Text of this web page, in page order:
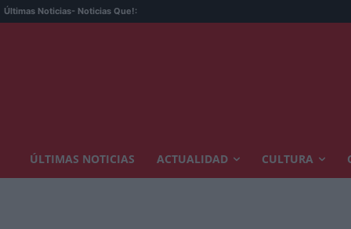
Últimas Noticias- Noticias Que!:
ÚLTIMAS NOTICIAS ACTUALIDAD CULTURA